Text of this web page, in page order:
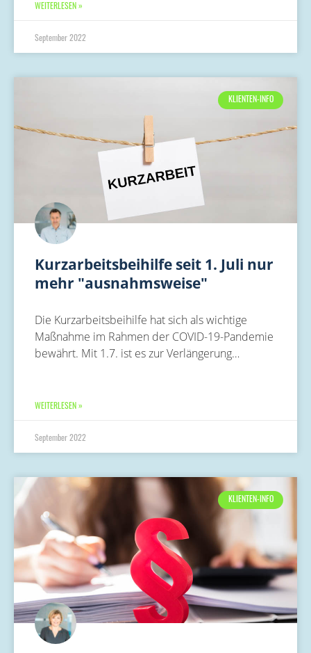
WEITERLESEN »
September 2022
KLIENTEN-INFO
Kurzarbeitsbeihilfe seit 1. Juli nur
mehr "ausnahmsweise"
Die Kurzarbeitsbeihilfe hat sich als wichtige
Maßnahme im Rahmen der COVID-19-Pandemie
bewährt. Mit 1.7. ist es zur Verlängerung…
WEITERLESEN »
September 2022
KLIENTEN-INFO